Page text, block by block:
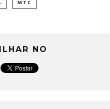
MTC
NO